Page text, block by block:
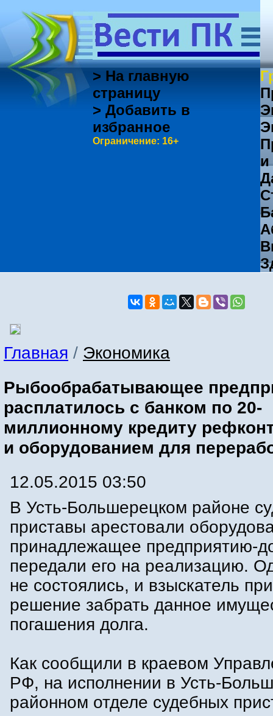
> На главную
страницу
> Добавить в
избранное
Ограничение: 16+
Главная / Экономика
Рыбообрабатывающее
расплатилось с банком по 20-
миллионному кредиту
и оборудованием для
12.05.2015 03:50
В Усть-Большерецком районе
приставы арестовали
принадлежащее предприятию-
передали его на реализацию.
не состоялись, и взыскатель
решение забрать данное
погашения долга.
Как сообщили в краевом
РФ, на исполнении в Усть-
районном отделе судебных